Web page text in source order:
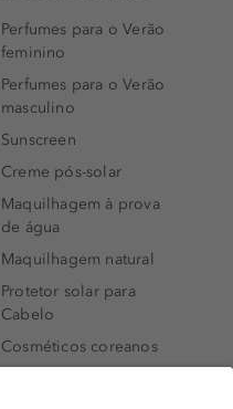
Perfumes para o Verão
feminino
Perfumes para o Verão
masculino
Sunscreen
Creme pós-solar
Maquilhagem à prova
de água
Maquilhagem natural
Protetor solar para
Cabelo
Cosméticos coreanos